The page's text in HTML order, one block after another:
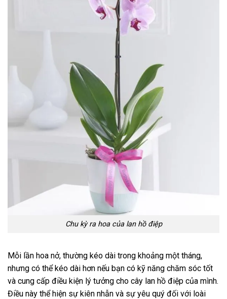
Chu kỳ ra hoa của lan hồ điệp
Mỗi lần hoa nở, thường kéo dài trong khoảng một tháng,
nhưng có thể kéo dài hơn nếu bạn có kỹ năng chăm sóc tốt
và cung cấp điều kiện lý tưởng cho cây lan hồ điệp của mình.
Điều này thể hiện sự kiên nhẫn và sự yêu quý đối với loài
Võ Văn Chung
0742 ****** Đặt hàng thành công